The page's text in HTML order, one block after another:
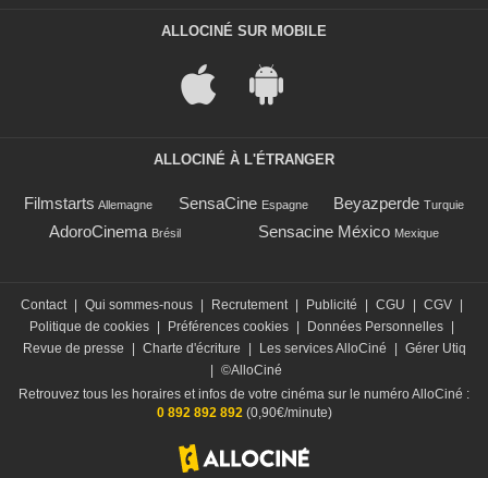
ALLOCINÉ SUR MOBILE
ALLOCINÉ À L'ÉTRANGER
Filmstarts Allemagne SensaCine Espagne Beyazperde Turquie
AdoroCinema Brésil Sensacine México Mexique
Contact Qui sommes-nous Recrutement Publicité CGU CGV
Politique de cookies
Préférences cookies Données Personnelles
Revue de presse
Charte d'écriture Les services AlloCiné
Gérer Utiq
©AlloCiné
Retrouvez tous les horaires et infos de votre cinéma sur le numéro AlloCiné :
0 892 892 892(0,90€/minute)